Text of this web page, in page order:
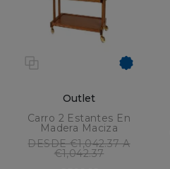
Outlet
Carro 2 Estantes En
Madera Maciza
DESDE €1,042.37 A
€1,042.37